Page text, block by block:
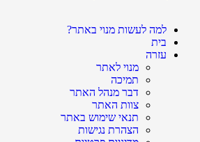
למה לעשות מנוי באתר?
בית
עזרה
מנוי לאתר
תמיכה
דבר מנהל האתר
צוות האתר
תנאי שימוש באתר
הצהרת נגישות